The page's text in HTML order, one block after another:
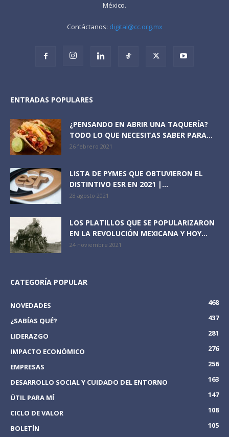
México.
Contáctanos: digital@cc.org.mx
ENTRADAS POPULARES
¿PENSANDO EN ABRIR UNA TAQUERÍA?
TODO LO QUE NECESITAS SABER PARA...
26 febrero 2021
LISTA DE PYMES QUE OBTUVIERON EL
DISTINTIVO ESR EN 2021 |...
28 agosto 2021
LOS PLATILLOS QUE SE POPULARIZARON
EN LA REVOLUCIÓN MEXICANA Y HOY...
24 noviembre 2021
CATEGORÍA POPULAR
NOVEDADES
468
¿SABÍAS QUÉ?
437
LIDERAZGO
281
IMPACTO ECONÓMICO
276
EMPRESAS
256
DESARROLLO SOCIAL Y CUIDADO DEL ENTORNO
163
ÚTIL PARA MÍ
147
CICLO DE VALOR
108
BOLETÍN
105